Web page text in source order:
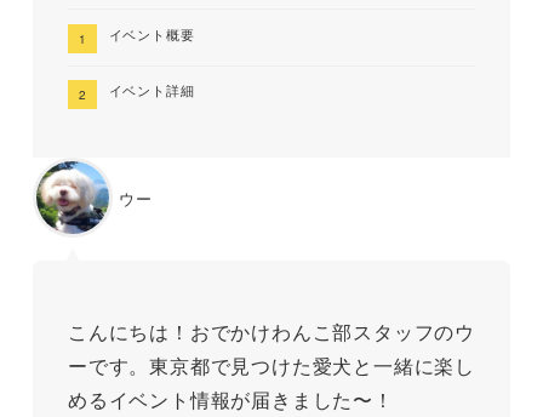
イベント概要
イベント詳細
ウー
こんにちは！おでかけわんこ部スタッフのウ
ーです。東京都で見つけた愛犬と一緒に楽し
めるイベント情報が届きました〜！